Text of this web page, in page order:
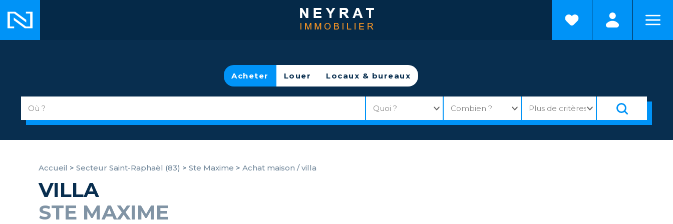
Acheter Louer Locaux & bureaux
Accueil > Secteur Saint-Raphaël (83) > Ste Maxime > Achat maison / villa
VILLA
STE MAXIME